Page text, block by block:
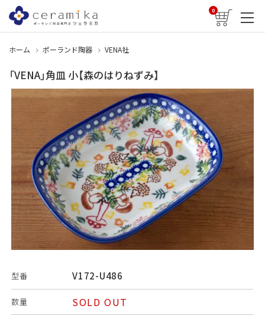
0
ホーム ポーランド陶器 VENA社
「VENA」角皿 小【森のはりねずみ】
型番 V172-U486
数量 SOLD OUT